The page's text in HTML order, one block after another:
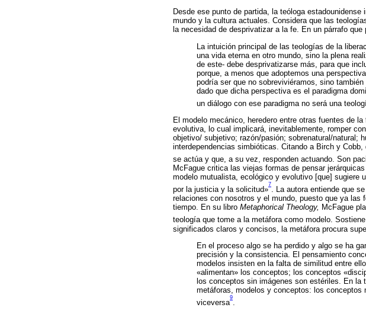
Desde ese punto de partida, la teóloga
mundo y la cultura actuales. Considera que las
la necesidad de desprivatizar a la fe. En un párrafo
La intuición principal de las teologías de la
una vida eterna en otro mundo, sino la plena
de este- debe desprivatizarse más, para que
porque, a menos que adoptemos una
podría ser que no sobreviviéramos, sino
dado que dicha perspectiva es el paradigma
un diálogo con ese paradigma no será una
El modelo mecánico, heredero entre otras fuentes de
evolutiva, lo cual implicará, inevitablemente, romper
objetivo/ subjetivo; razón/pasión; sobrenatural/natural;
interdependencias simbióticas. Citando a Birch y
se actúa y que, a su vez, responden actuando. Son
McFague critica las viejas formas de pensar
modelo mutualista, ecológico y evolutivo [que] sugiere
por la justicia y la solicitud»
7
. La autora entiende que
relaciones con nosotros y el mundo, puesto que ya
tiempo. En su libro Metaphorical Theology, McFague
teología que tome a la metáfora como modelo.
significados claros y concisos, la metáfora procura
En el proceso algo se ha perdido y algo se ha
precisión y la consistencia. El pensamiento
modelos insisten en la falta de similitud entre
«alimentan» los conceptos; los conceptos
los conceptos sin imágenes son estériles. En
metáforas, modelos y conceptos: los
viceversa
9
.